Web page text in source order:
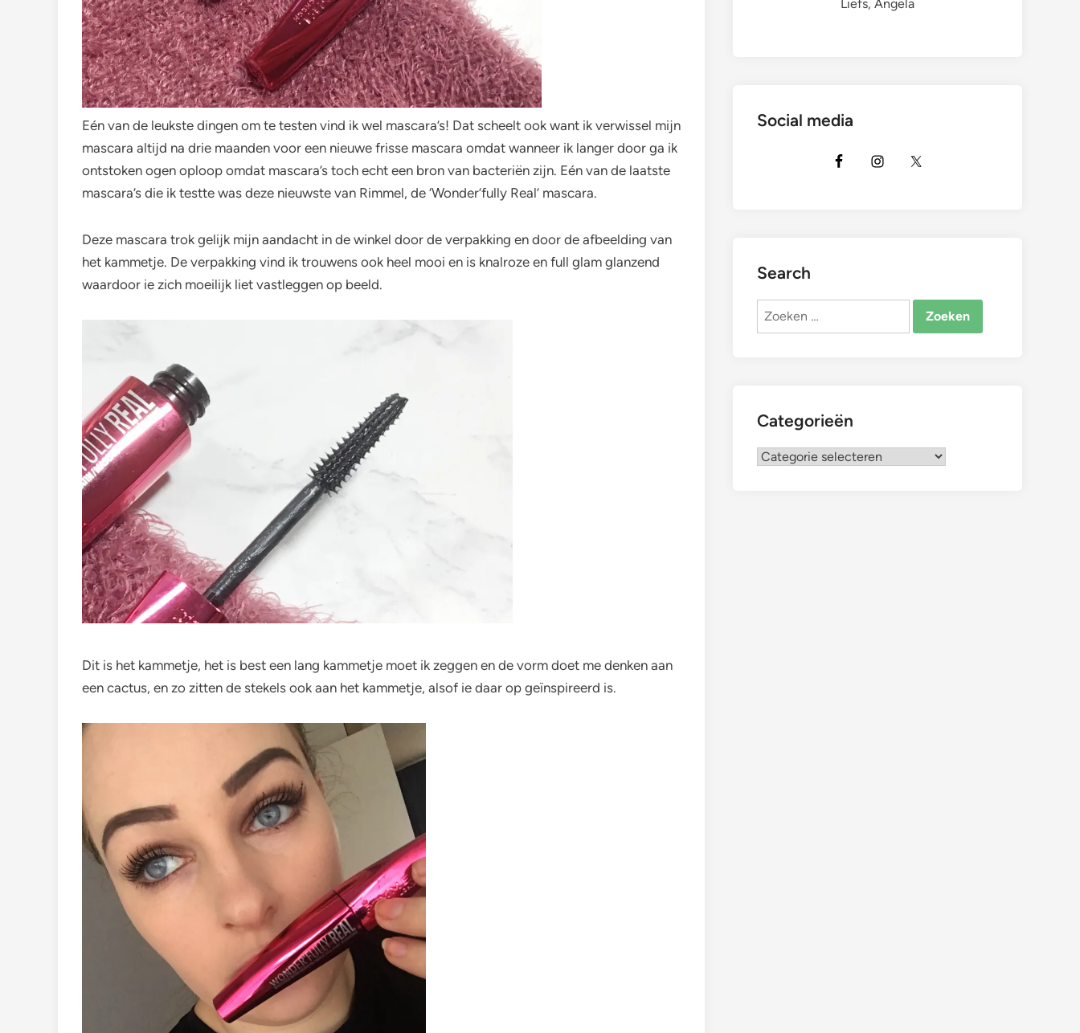
Eén van de leukste dingen om te testen vind ik wel mascara’s! Dat scheelt ook want ik verwissel mijn
mascara altijd na drie maanden voor een nieuwe frisse mascara omdat wanneer ik langer door ga ik
ontstoken ogen oploop omdat mascara’s toch echt een bron van bacteriën zijn. Eén van de laatste
mascara’s die ik testte was deze nieuwste van Rimmel, de ‘Wonder’fully Real’ mascara.
Deze mascara trok gelijk mijn aandacht in de winkel door de verpakking en door de afbeelding van
het kammetje. De verpakking vind ik trouwens ook heel mooi en is knalroze en full glam glanzend
waardoor ie zich moeilijk liet vastleggen op beeld.
Dit is het kammetje, het is best een lang kammetje moet ik zeggen en de vorm doet me denken aan
een cactus, en zo zitten de stekels ook aan het kammetje, alsof ie daar op geïnspireerd is.
Liefs, Angela
Social media
Search
Zoeken
Categorieën
Categorieën